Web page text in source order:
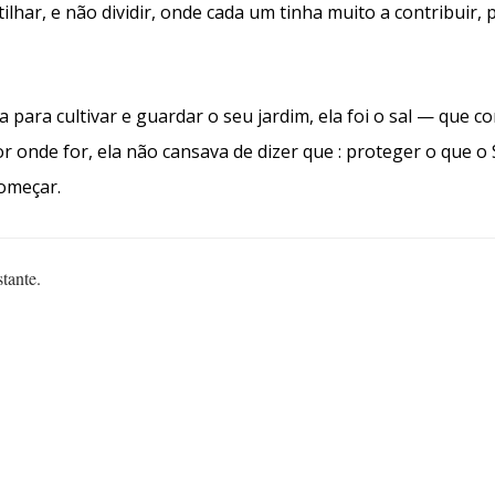
e não dividir, onde cada um tinha muito a
para cultivar e guardar o seu jardim, ela foi o sal — que
onde for, ela não cansava de dizer que : proteger o que